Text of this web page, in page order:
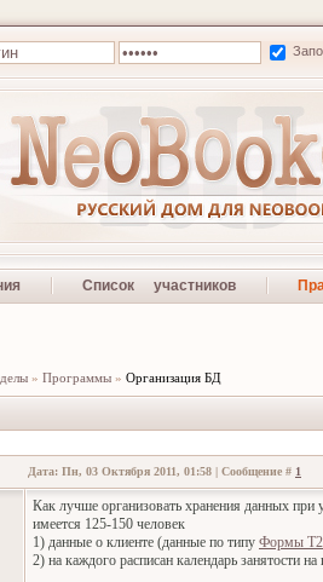
Список участников
» Программы » Организация БД
Дата: Пн, 03 Октября 2011, 01:58 | Сообщение # 1
Как лучше организовать хранения данных при
имеется 125-150 человек
1) данные о клиенте (данные по типу Формы Т2
2) на каждого расписан календарь занятости